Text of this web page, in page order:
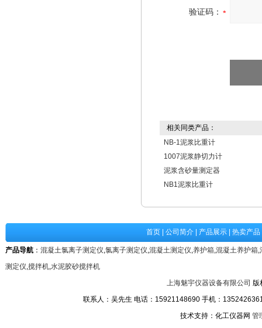
验证码：
相关同类产品：
NB-1泥浆比重计
1007泥浆静切力计
泥浆含砂量测定器
NB1泥浆比重计
首页 公司简介 产品展示 热卖产品
产品导航 ： 混凝土氯离子测定仪,氯离子测定仪,混凝土测定仪,养护箱,混凝土养护箱,
测定仪,搅拌机,水泥胶砂搅拌机
上海魅宇仪器设备有限公司 版
联系人：吴先生 电话：15921148690 手机：
技术支持：化工仪器网 管